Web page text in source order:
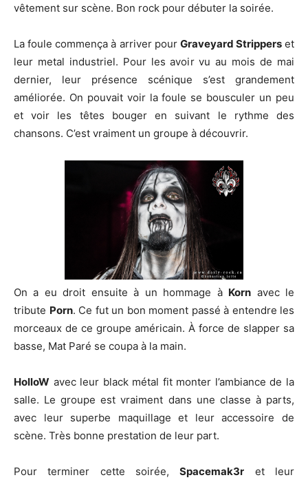
vêtement sur scène. Bon rock pour débuter la soirée.
La foule commença à arriver pour Graveyard Stripperset
leur metal industriel. Pour les avoir vu au mois de mai
dernier, leur présence scénique s’est grandement
améliorée. On pouvait voir la foule se bousculer un peu
et voir les têtes bouger en suivant le rythme des
chansons. C’est vraiment un groupe à découvrir.
On a eu droit ensuite à un hommage à Korn avec le
tribute Porn. Ce fut un bon moment passé à entendre les
morceaux de ce groupe américain. À force de slapper sa
basse, Mat Paré se coupa à la main.
HolloW avec leur black métal fit monter l’ambiance de la
salle. Le groupe est vraiment dans une classe à parts,
avec leur superbe maquillage et leur accessoire de
scène. Très bonne prestation de leur part.
Pour terminer cette soirée,Spacemak3r et leur